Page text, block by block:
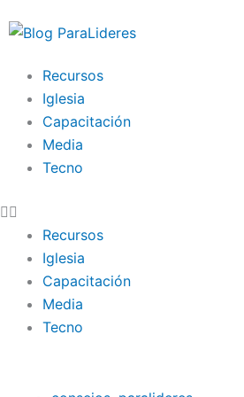
al
Recursos
Iglesia
Capacitación
Media
Tecno
Recursos
Iglesia
Capacitación
Media
Tecno